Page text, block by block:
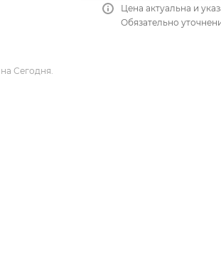
Цена актуальна и
Обязательно
Сегодня.